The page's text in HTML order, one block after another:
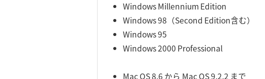
Windows Millennium Edition
Windows 98（Second Edition含む）
Windows 95
Windows 2000 Professional
Mac OS 8.6 から Mac OS 9.2.2 まで